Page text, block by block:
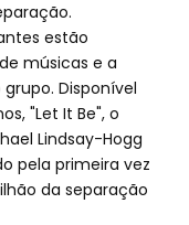
estão
músicas e a
Disponível
"Let It Be", o
Lindsay-Hogg
pela primeira vez
da separação